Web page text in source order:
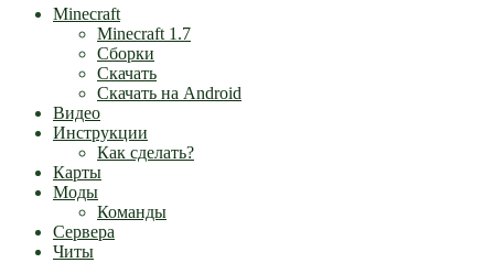
Minecraft
Minecraft 1.7
Сборки
Скачать
Скачать на Android
Видео
Инструкции
Как сделать?
Карты
Моды
Команды
Сервера
Читы